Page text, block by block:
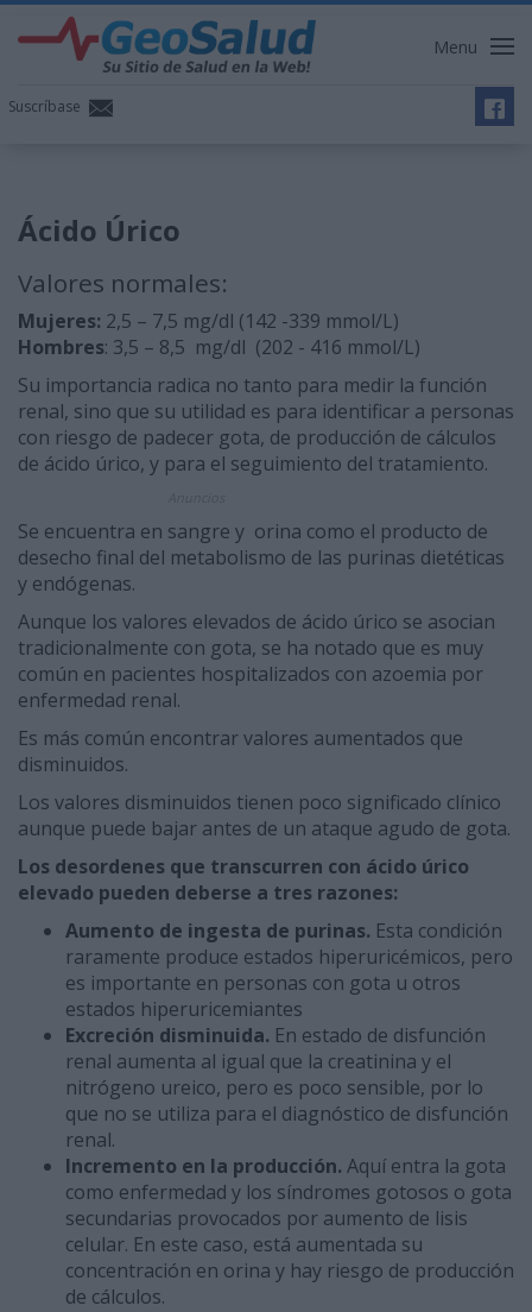
Menu
Suscríbase
Ácido Úrico
Valores normales:
Mujeres: 2,5 – 7,5 mg/dl (142 -339 mmol/L)
Hombres: 3,5 – 8,5 mg/dl (202 - 416 mmol/L)
Su importancia radica no tanto para medir la función
renal, sino que su utilidad es para identificar a personas
con riesgo de padecer gota, de producción de cálculos
de ácido úrico, y para el seguimiento del tratamiento.
Se encuentra en sangre y orina como el producto de
desecho final del metabolismo de las purinas dietéticas
y endógenas.
Aunque los valores elevados de ácido úrico se asocian
tradicionalmente con gota, se ha notado que es muy
común en pacientes hospitalizados con azoemia por
enfermedad renal.
Es más común encontrar valores aumentados que
disminuidos.
Los valores disminuidos tienen poco significado clínico
aunque puede bajar antes de un ataque agudo de gota.
Los desordenes que transcurren con ácido úrico
elevado pueden deberse a tres razones:
Aumento de ingesta de purinas. Esta condición
raramente produce estados hiperuricémicos, pero
es importante en personas con gota u otros
estados hiperuricemiantes
Excreción disminuida. En estado de disfunción
renal aumenta al igual que la creatinina y el
nitrógeno ureico, pero es poco sensible, por lo
que no se utiliza para el diagnóstico de disfunción
renal.
Incremento en la producción. Aquí entra la gota
como enfermedad y los síndromes gotosos o gota
secundarias provocados por aumento de lisis
celular. En este caso, está aumentada su
concentración en orina y hay riesgo de producción
de cálculos.